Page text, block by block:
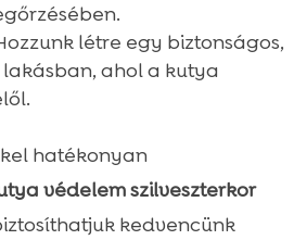
létre egy biztonságos,
ahol a kutya
hatékonyan
védelem szilveszterkor
kedvencünk